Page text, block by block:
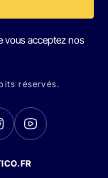
vous acceptez nos
réservés.